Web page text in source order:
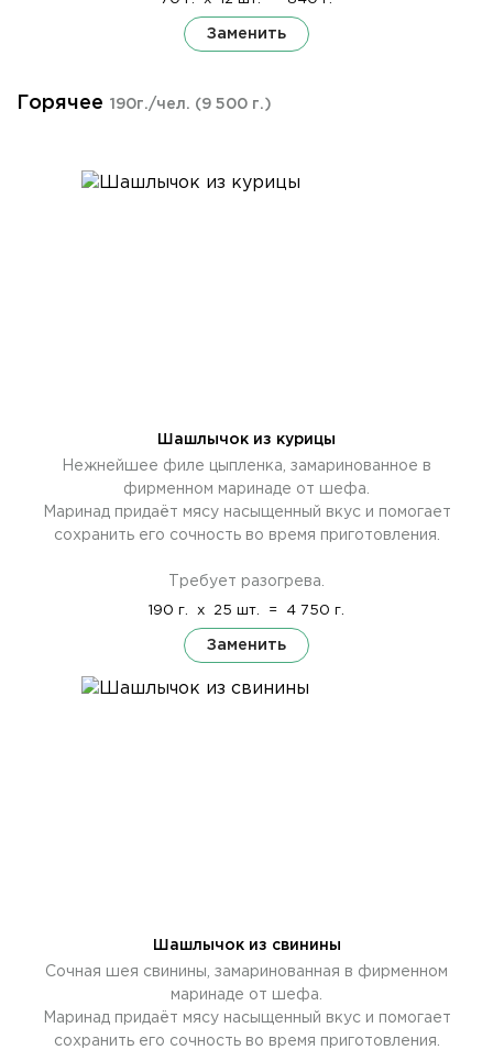
Заменить
Горячее 190г./чел. (9 500 г.)
Шашлычок из курицы
Нежнейшее филе цыпленка, замаринованное в
фирменном маринаде от шефа.
Маринад придаёт мясу насыщенный вкус и помогает
сохранить его сочность во время приготовления.
Требует разогрева.
190 г. x 25 шт. = 4 750 г.
Заменить
Шашлычок из свинины
Сочная шея свинины, замаринованная в фирменном
маринаде от шефа.
Маринад придаёт мясу насыщенный вкус и помогает
сохранить его сочность во время приготовления.